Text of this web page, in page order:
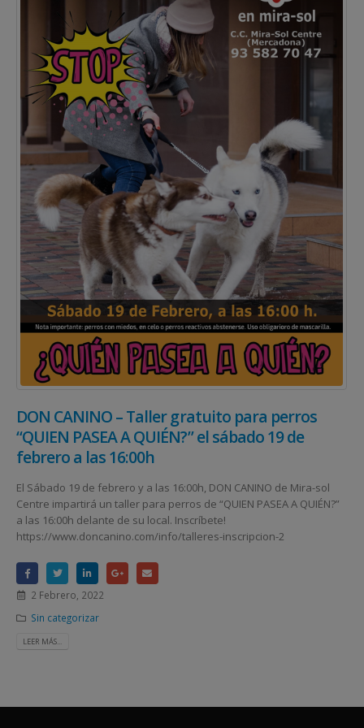
DON CANINO – Taller gratuito para perros
“QUIEN PASEA A QUIÉN?” el sábado 19 de
febrero a las 16:00h
El Sábado 19 de febrero y a las 16:00h, DON CANINO de Mira-sol
Centre impartirá un taller para perros de “QUIEN PASEA A QUIÉN?”
a las 16:00h delante de su local. Inscríbete!
https://www.doncanino.com/info/talleres-inscripcion-2
2 Febrero, 2022
Sin categorizar
LEER MÁS...